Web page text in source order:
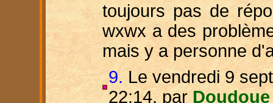
toujours pas de
wxwx a des
mais y a personne
9.Le vendredi 9
22:14, parDoudoue